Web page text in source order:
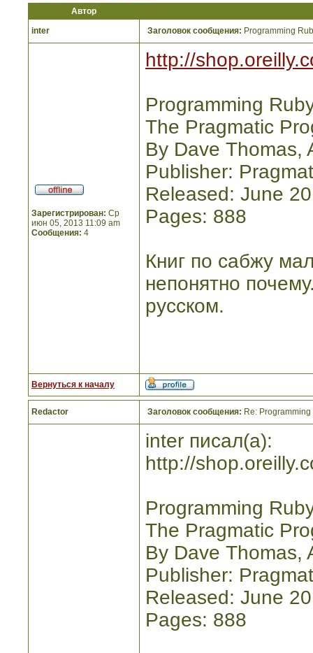
Автор
inter
Заголовок сообщения: Programming
Зарегистрирован: Ср
июн 05, 2013 11:09 am
Сообщения: 4
http://
Programming
The Pragmatic
By Dave Thomas,
Publisher:
Released: June
Pages: 888
Книг по сабжу
непонятно
русском.
Вернуться к началу
Redactor Заголовок сообщения: Re:
inter писал(а):
http://
Programming
The Pragmatic
By Dave Thomas,
Publisher:
Released: June
Pages: 888